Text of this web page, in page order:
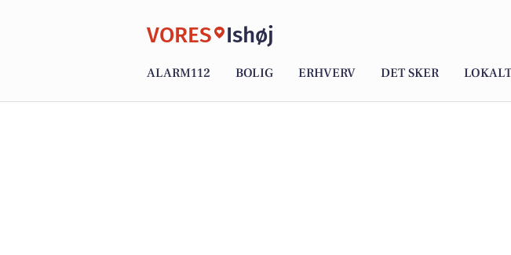
VORES Ishøj
ALARM112 BOLIG ERHVERV DET SKER